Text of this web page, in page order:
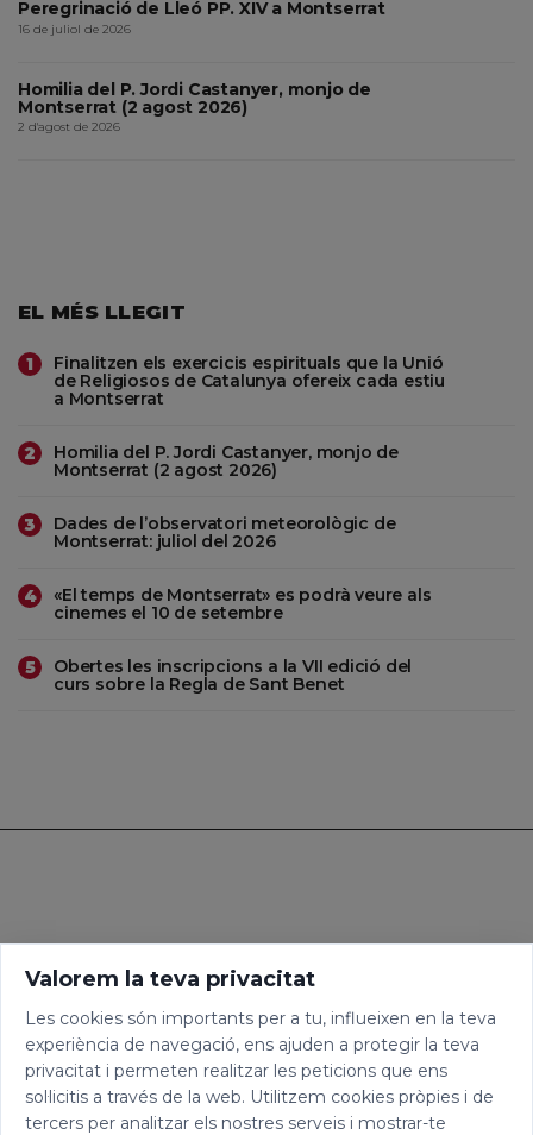
Peregrinació de Lleó PP. XIV a Montserrat
16 de juliol de 2026
Homilia del P. Jordi Castanyer, monjo de
Montserrat (2 agost 2026)
2 d'agost de 2026
EL MÉS LLEGIT
1
Finalitzen els exercicis espirituals que la Unió
de Religiosos de Catalunya ofereix cada estiu
a Montserrat
2
Homilia del P. Jordi Castanyer, monjo de
Montserrat (2 agost 2026)
3
Dades de l’observatori meteorològic de
Montserrat: juliol del 2026
4
«El temps de Montserrat» es podrà veure als
cinemes el 10 de setembre
5
Obertes les inscripcions a la VII edició del
curs sobre la Regla de Sant Benet
Valorem la teva privacitat
Les cookies són importants per a tu, influeixen en la teva
experiència de navegació, ens ajuden a protegir la teva
privacitat i permeten realitzar les peticions que ens
sol·licitis a través de la web. Utilitzem cookies pròpies i de
tercers per analitzar els nostres serveis i mostrar-te